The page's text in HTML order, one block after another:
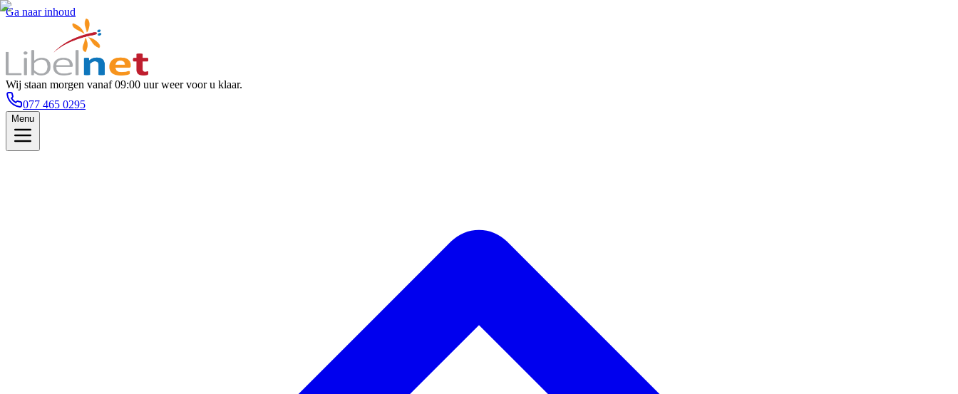
Ga naar inhoud
Wij staan morgen vanaf 09:00 uur weer voor u klaar.
077 465 0295
Menu